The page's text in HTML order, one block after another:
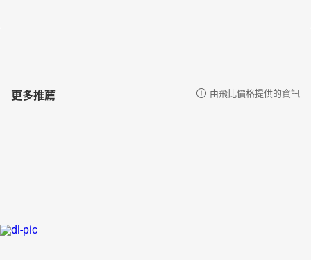
更多推薦 由飛比價格提供的資訊